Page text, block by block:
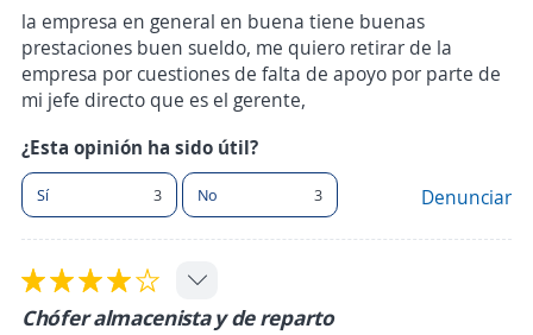
la empresa en general en buena tiene buenas
prestaciones buen sueldo, me quiero retirar de la
empresa por cuestiones de falta de apoyo por parte de
mi jefe directo que es el gerente,
¿Esta opinión ha sido útil?
Sí 3 No 3 Denunciar
Chófer almacenista y de reparto